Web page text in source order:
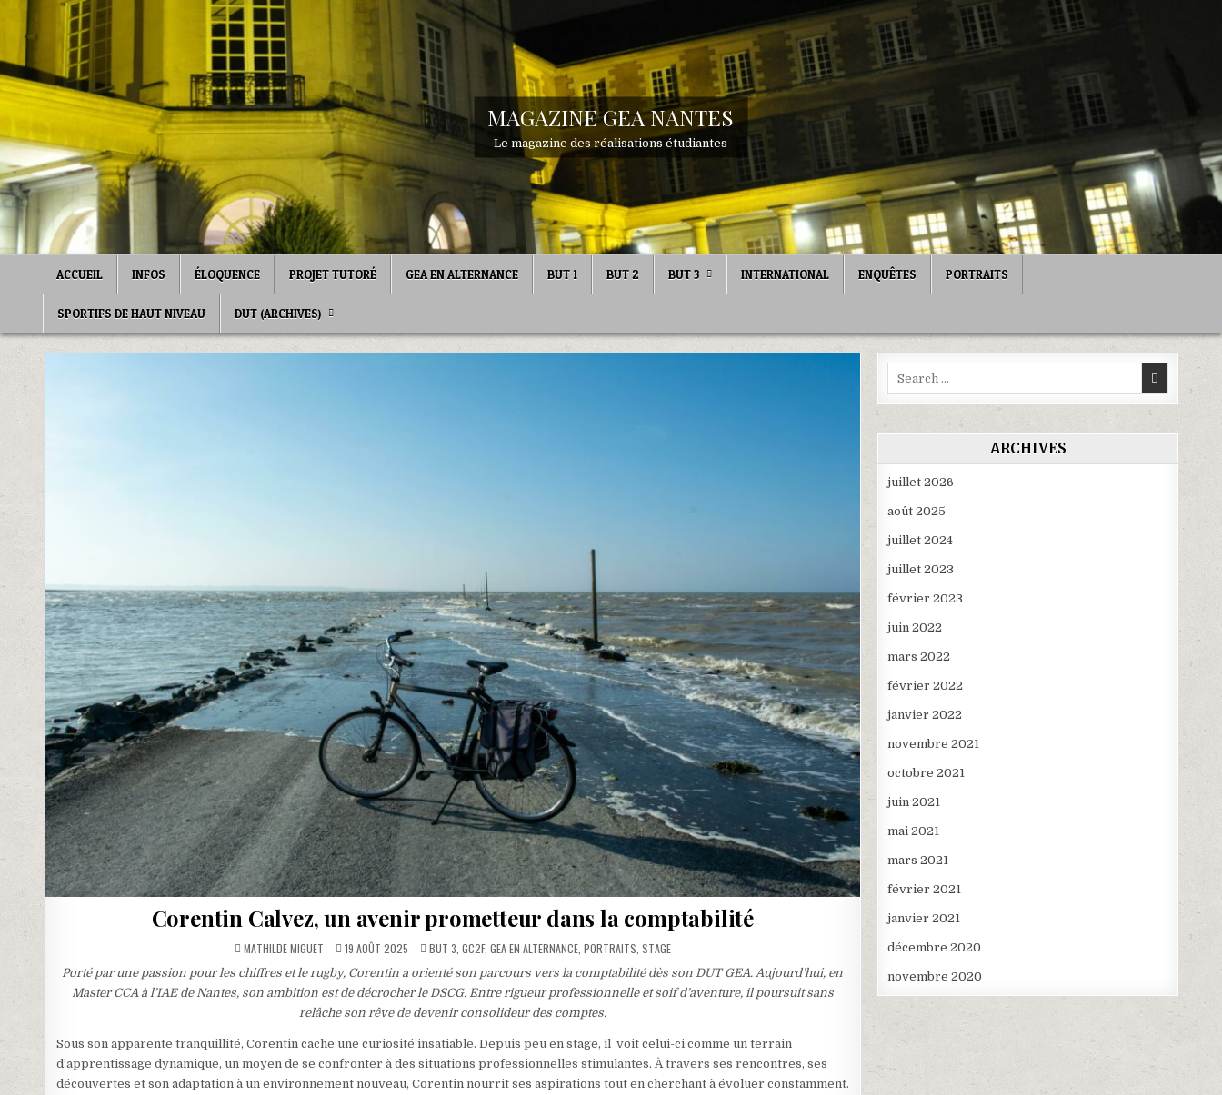
MAGAZINE GEA NANTES
Le magazine des réalisations étudiantes
ACCUEIL INFOS ÉLOQUENCE PROJET TUTORÉ GEA EN ALTERNANCE BUT 1 BUT 2 BUT 3 INTERNATIONAL ENQUÊTES PORTRAITS
SPORTIFS DE HAUT NIVEAU DUT (ARCHIVES)
Corentin Calvez, un avenir prometteur dans la comptabilité
MATHILDE MIGUET 19 AOÛT 2025 POSTED
IN
BUT 3 GC2F, GEA EN ALTERNANCE, PORTRAITS STAGE
Porté par une passion pour les chiffres et le rugby, Corentin a orienté son parcours vers la comptabilité dès son DUT GEA. Aujourd’hui, en
Master CCA à l’IAE de Nantes, son ambition est de décrocher le DSCG. Entre rigueur professionnelle et soif d’aventure, il poursuit sans
relâche son rêve de devenir consolideur des comptes.
Sous son apparente tranquillité, Corentin cache une curiosité insatiable. Depuis peu en stage, il voit celui-ci comme un terrain
d’apprentissage dynamique, un moyen de se confronter à des situations professionnelles stimulantes. À travers ses rencontres, ses
découvertes et son adaptation à un environnement nouveau, Corentin nourrit ses aspirations tout en cherchant à évoluer constamment.
ARCHIVES
juillet 2026
août 2025
juillet 2024
juillet 2023
février 2023
juin 2022
mars 2022
février 2022
janvier 2022
novembre 2021
octobre 2021
juin 2021
mai 2021
mars 2021
février 2021
janvier 2021
décembre 2020
novembre 2020